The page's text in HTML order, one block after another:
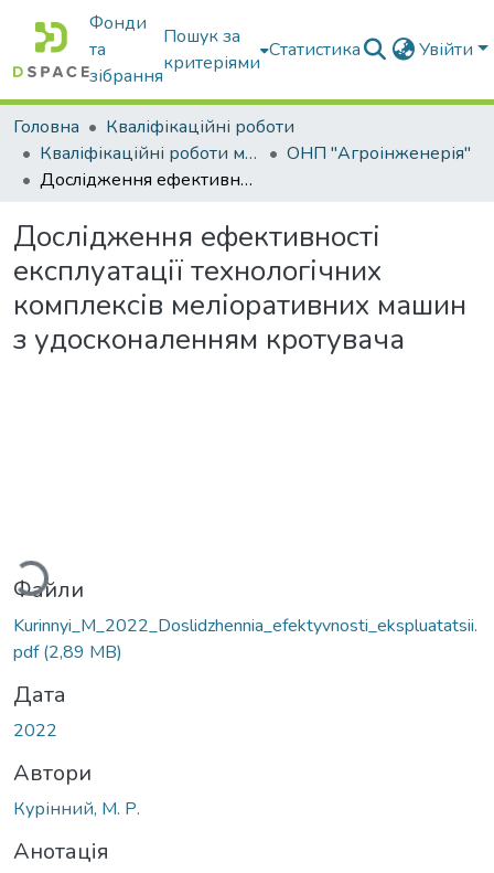
Фонди
та
зібрання
Пошук за
критеріями
Статистика Увійти
Головна
Кваліфікаційні роботи
Кваліфікаційні роботи магістрів
ОНП "Агроінженерія"
Дослідження ефективності експлуатації технологічних комплексів меліоративних машин з удосконаленням кротувача
Дослідження ефективності
експлуатації технологічних
комплексів меліоративних машин
з удосконаленням кротувача
Файли
Kurinnyi_M_2022_Doslidzhennia_efektyvnosti_ekspluatatsii.
pdf(2,89 MB)
Дата
2022
Автори
Курінний, М. Р.
Анотація